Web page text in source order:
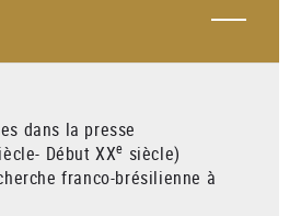
dans la presse
Début XXe siècle)
franco-brésilienne à